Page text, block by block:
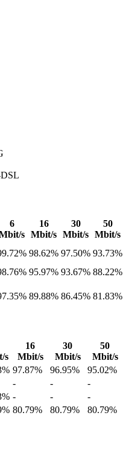
6
s
16
Mbit/s
30
Mbit/s
50
Mbit/s
98.62% 97.50% 93.73%
95.97% 93.67% 88.22%
89.88% 86.45% 81.83%
s
16
Mbit/s
30
Mbit/s
50
Mbit/s
97.87% 96.95%
95.02%
- -
-
- -
-
80.79% 80.79% 80.79%